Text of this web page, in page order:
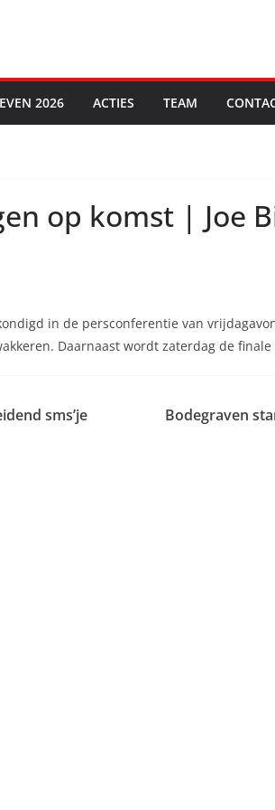
2026 ACTIES TEAM
op komst | Joe
in de persconferentie van
Daarnaast wordt zaterdag de finale
sms’je
Bodegraven